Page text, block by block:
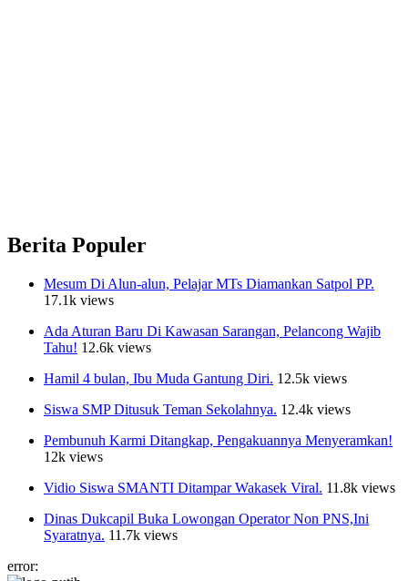
Berita Populer
Mesum Di Alun-alun, Pelajar MTs Diamankan Satpol PP.
17.1k views
Ada Aturan Baru Di Kawasan Sarangan, Pelancong Wajib
Tahu! 12.6k views
Hamil 4 bulan, Ibu Muda Gantung Diri. 12.5k views
Siswa SMP Ditusuk Teman Sekolahnya. 12.4k views
Pembunuh Karmi Ditangkap, Pengakuannya Menyeramkan!
12k views
Vidio Siswa SMANTI Ditampar Wakasek Viral. 11.8k views
Dinas Dukcapil Buka Lowongan Operator Non PNS,Ini
Syaratnya. 11.7k views
error: